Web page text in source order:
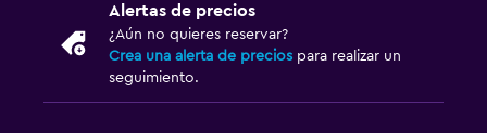
Alertas de precios
¿Aún no quieres reservar?
Crea una alerta de precios para realizar un
seguimiento.